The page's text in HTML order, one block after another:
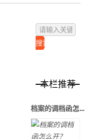
本栏推荐
档案的调档函怎么开？